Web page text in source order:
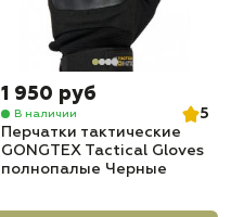
1 950 руб
В наличии
5
Перчатки тактические
GONGTEX Tactical Gloves
полнопалые Черные